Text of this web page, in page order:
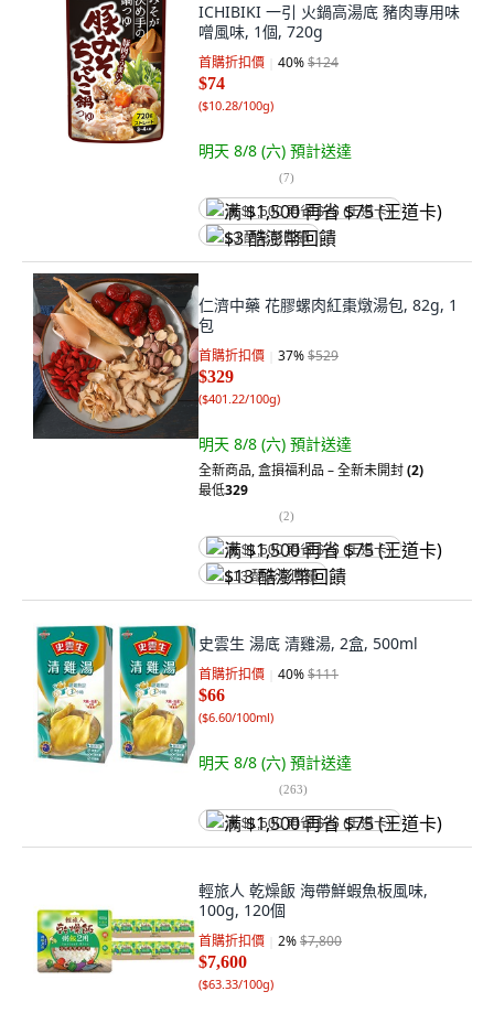
ICHIBIKI 一引 火鍋高湯底 豬肉專用味
噌風味, 1個, 720g
首購折扣價 40%$124
$74
($10.28/100g)
明天 8/8 (六) 預計送達
(7)
满 $1,500 再省 $75 (王道卡)
$3 酷澎幣回饋
仁濟中藥 花膠螺肉紅棗燉湯包, 82g, 1
包
首購折扣價 37%$529
$329
($401.22/100g)
明天 8/8 (六) 預計送達
全新商品,盒損福利品 – 全新未開封(2)
最低329
(2)
满 $1,500 再省 $75 (王道卡)
$13 酷澎幣回饋
史雲生 湯底 清雞湯, 2盒, 500ml
首購折扣價 40%$111
$66
($6.60/100ml)
明天 8/8 (六) 預計送達
(263)
满 $1,500 再省 $75 (王道卡)
輕旅人 乾燥飯 海帶鮮蝦魚板風味,
100g, 120個
首購折扣價 2%$7,800
$7,600
($63.33/100g)